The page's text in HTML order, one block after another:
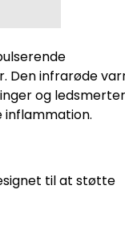
Den infrarøde
og
inflammation.
til at støtte